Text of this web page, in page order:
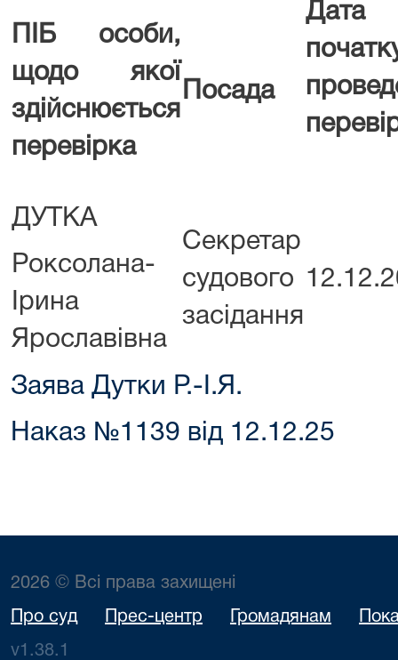
ПІБ особи,
щодо якої
здійснюється
перевірка
Посада
Дата
ДУТКА
Роксолана-
Ірина
Ярославівна
Секретар
судового
засідання
Заява Дутки Р.-І.Я.
Наказ №1139 від 12.12.25
2026 © Всі права захищені
Про суд Прес-центр Громадянам
v1.38.1